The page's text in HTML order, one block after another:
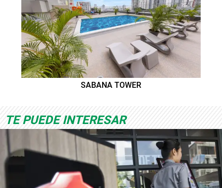
SABANA TOWER
TE PUEDE INTERESAR